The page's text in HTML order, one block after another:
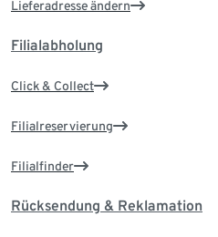
Lieferadresse ändern
Filialabholung
Click & Collect
Filialreservierung
Filialfinder
Rücksendung & Reklamation